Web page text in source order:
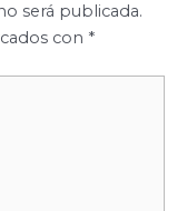
será publicada.
con *